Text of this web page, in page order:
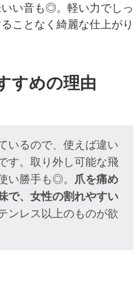
い音も◎。軽い力でしっ
ことなく綺麗な仕上がり
すめの理由
いるので、使えば違い
す。取り外し可能な飛
い勝手も◎。 爪を痛め
で、女性の割れやすい
ンレス以上のものが欲